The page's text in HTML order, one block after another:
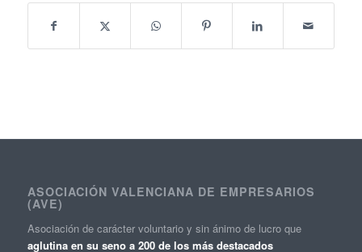
ASOCIACIÓN VALENCIANA DE EMPRESARIOS
(AVE)
Asociación de carácter voluntario y sin ánimo de lucro que
aglutina en su seno a 200 de los más destacados